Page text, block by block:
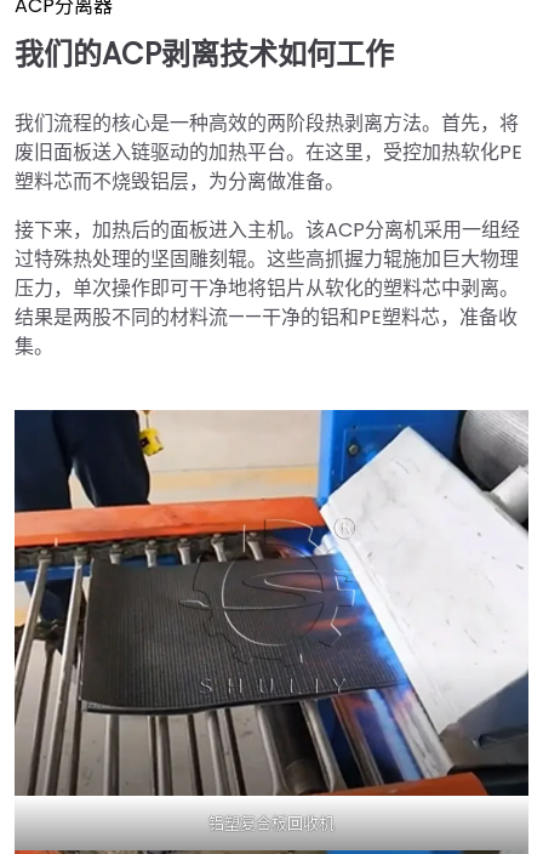
我们的ACP剥离技术如何工作
我们流程的核心是一种高效的两阶段热剥离方法。首先，将
废旧面板送入链驱动的加热平台。在这里，受控加热软化PE
塑料芯而不烧毁铝层，为分离做准备。
接下来，加热后的面板进入主机。该ACP分离机采用一组经
过特殊热处理的坚固雕刻辊。这些高抓握力辊施加巨大物理
压力，单次操作即可干净地将铝片从软化的塑料芯中剥离。
结果是两股不同的材料流——干净的铝和PE塑料芯，准备收
集。
铝塑复合板回收机